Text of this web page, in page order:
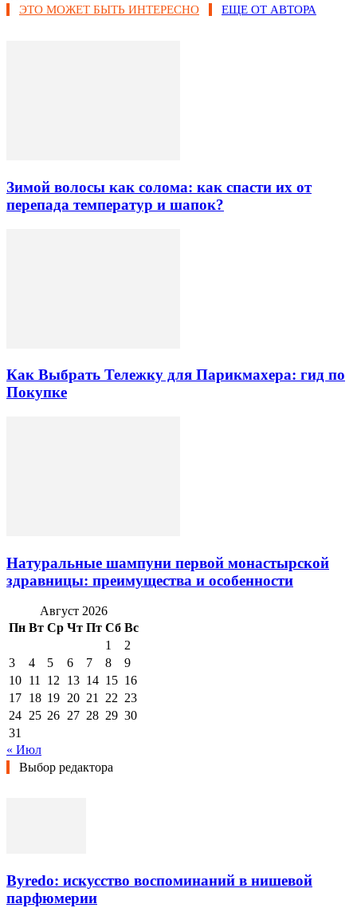
ЭТО МОЖЕТ БЫТЬ ИНТЕРЕСНО ЕЩЕ ОТ АВТОРА
Зимой волосы как солома: как спасти их от
перепада температур и шапок?
Как Выбрать Тележку для Парикмахера: гид по
Покупке
Натуральные шампуни первой монастырской
здравницы: преимущества и особенности
Август 2026
Пн Вт Ср Чт Пт Сб Вс
1
2
3
4 5 6 7 8
9
10 11 12 13 14 15 16
17 18 19 20 21 22 23
24 25 26 27 28 29 30
31
« Июл
Выбор редактора
Byredo: искусство воспоминаний в нишевой
парфюмерии